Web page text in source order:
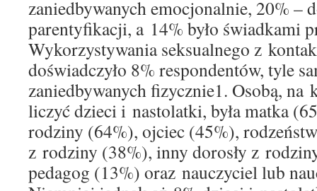
zaniedbywanych emocjonalnie, 20% –
parentyfikacji, a 14% było świadkami
Wykorzystywania seksualnego z
doświadczyło 8% respondentów, tyle
zaniedbywanych fizycznie1. Osobą, na
liczyć dzieci i nastolatki, była matka
rodziny (64%), ojciec (45%),
z rodziny (38%), inny dorosły z
pedagog (13%) oraz nauczyciel lub